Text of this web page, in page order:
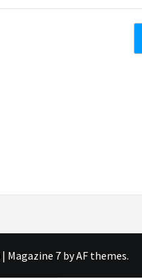
| Magazine 7 by AF themes.